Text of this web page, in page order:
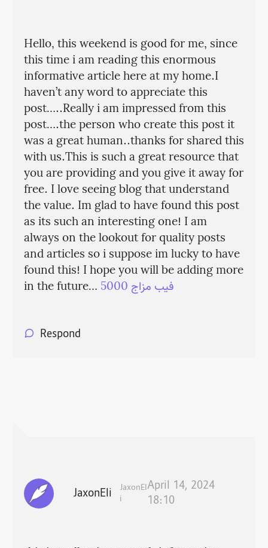
Hello, this weekend is good for me, since
this time i am reading this enormous
informative article here at my home.I
haven’t any word to appreciate this
post…..Really i am impressed from this
post….the person who create this post it
was a great human..thanks for shared this
with us.This is such a great resource that
you are providing and you give it away for
free. I love seeing blog that understand
the value. Im glad to have found this post
as its such an interesting one! I am
always on the lookout for quality posts
and articles so i suppose im lucky to have
found this! I hope you will be adding more
in the future…
فيب مزاج 5000
Respond
JaxonEli
JaxonEl
i
April 14, 2024
18:10